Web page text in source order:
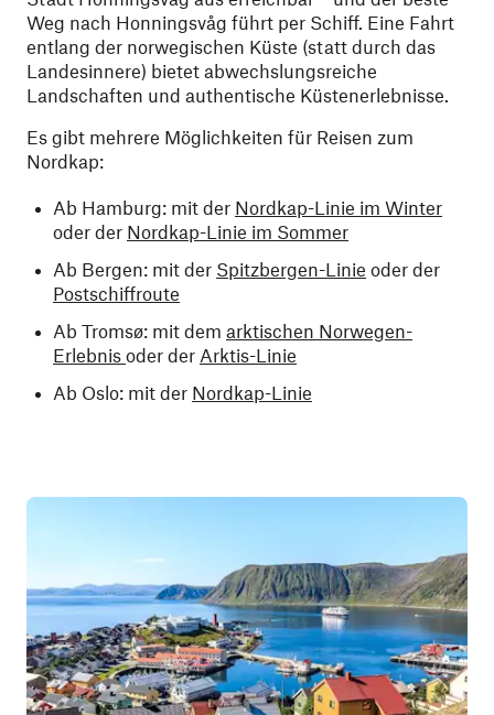
Weg nach Honningsvåg führt per Schiff. Eine Fahrt
entlang der norwegischen Küste (statt durch das
Landesinnere) bietet abwechslungsreiche
Landschaften und authentische Küstenerlebnisse.
Es gibt mehrere Möglichkeiten für Reisen zum
Nordkap:
Ab Hamburg: mit der Nordkap-Linie im Winter
oder der Nordkap-Linie im Sommer
Ab Bergen: mit der Spitzbergen-Linie oder der
Postschiffroute
Ab Tromsø: mit dem arktischen Norwegen-
Erlebnis oder der Arktis-Linie
Ab Oslo: mit der Nordkap-Linie